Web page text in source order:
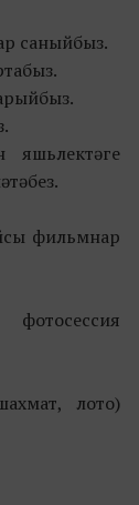
саныйбыз.
яшьлектәге
фильмнар
лото)